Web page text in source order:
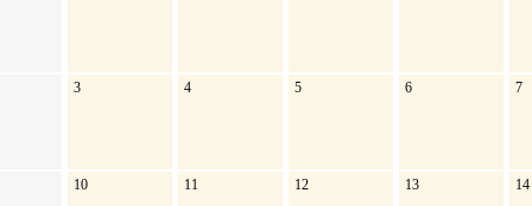
3 4 5 6 7
10 11 12 13 14